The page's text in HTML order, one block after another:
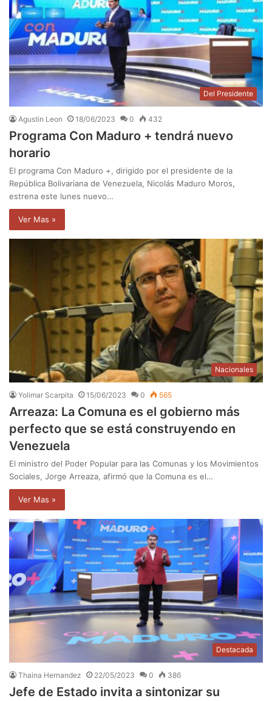
Del Presidente
Agustin Leon 18/06/2023 0 432
Programa Con Maduro + tendrá nuevo
horario
El programa Con Maduro +, dirigido por el presidente de la
República Bolivariana de Venezuela, Nicolás Maduro Moros,
estrena este lunes nuevo…
Ver Mas »
Nacionales
Yolimar Scarpita 15/06/2023 0 565
Arreaza: La Comuna es el gobierno más
perfecto que se está construyendo en
Venezuela
El ministro del Poder Popular para las Comunas y los Movimientos
Sociales, Jorge Arreaza, afirmó que la Comuna es el…
Ver Mas »
Destacada
Thaina Hernandez 22/05/2023 0 386
Jefe de Estado invita a sintonizar su